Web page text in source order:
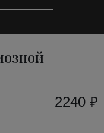
2240 ₽